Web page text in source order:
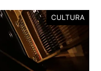
CULTURA